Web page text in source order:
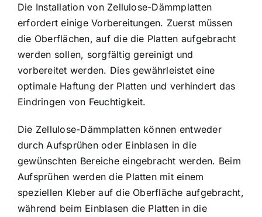
Die Installation von Zellulose-Dämmplatten
erfordert einige Vorbereitungen. Zuerst müssen
die Oberflächen, auf die die Platten aufgebracht
werden sollen, sorgfältig gereinigt und
vorbereitet werden. Dies gewährleistet eine
optimale Haftung der Platten und verhindert das
Eindringen von Feuchtigkeit.
Die Zellulose-Dämmplatten können entweder
durch Aufsprühen oder Einblasen in die
gewünschten Bereiche eingebracht werden. Beim
Aufsprühen werden die Platten mit einem
speziellen Kleber auf die Oberfläche aufgebracht,
während beim Einblasen die Platten in die